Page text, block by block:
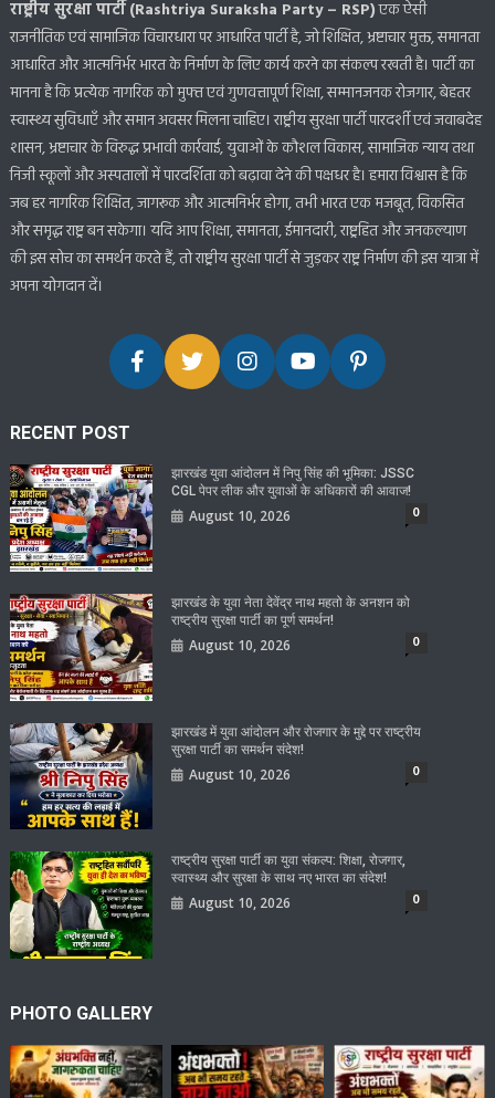
राष्ट्रीय सुरक्षा पार्टी (Rashtriya Suraksha Party – RSP)एक ऐसी
राजनीतिक एवं सामाजिक विचारधारा पर आधारित पार्टी है, जो शिक्षित, भ्रष्टाचार मुक्त, समानता
आधारित और आत्मनिर्भर भारत के निर्माण के लिए कार्य करने का संकल्प रखती है। पार्टी का
मानना है कि प्रत्येक नागरिक को मुफ्त एवं गुणवत्तापूर्ण शिक्षा, सम्मानजनक रोजगार, बेहतर
स्वास्थ्य सुविधाएँ और समान अवसर मिलना चाहिए। राष्ट्रीय सुरक्षा पार्टी पारदर्शी एवं जवाबदेह
शासन, भ्रष्टाचार के विरुद्ध प्रभावी कार्रवाई, युवाओं के कौशल विकास, सामाजिक न्याय तथा
निजी स्कूलों और अस्पतालों में पारदर्शिता को बढ़ावा देने की पक्षधर है। हमारा विश्वास है कि
जब हर नागरिक शिक्षित, जागरूक और आत्मनिर्भर होगा, तभी भारत एक मजबूत, विकसित
और समृद्ध राष्ट्र बन सकेगा। यदि आप शिक्षा, समानता, ईमानदारी, राष्ट्रहित और जनकल्याण
की इस सोच का समर्थन करते हैं, तो राष्ट्रीय सुरक्षा पार्टी से जुड़कर राष्ट्र निर्माण की इस यात्रा में
अपना योगदान दें।
RECENT POST
झारखंड युवा आंदोलन में निपु सिंह की भूमिका: JSSC
CGL पेपर लीक और युवाओं के अधिकारों की आवाज!
August 10, 2026 0
झारखंड के युवा नेता देवेंद्र नाथ महतो के अनशन को
राष्ट्रीय सुरक्षा पार्टी का पूर्ण समर्थन!
August 10, 2026 0
झारखंड में युवा आंदोलन और रोजगार के मुद्दे पर राष्ट्रीय
सुरक्षा पार्टी का समर्थन संदेश!
August 10, 2026 0
राष्ट्रीय सुरक्षा पार्टी का युवा संकल्प: शिक्षा, रोजगार,
स्वास्थ्य और सुरक्षा के साथ नए भारत का संदेश!
August 10, 2026 0
PHOTO GALLERY